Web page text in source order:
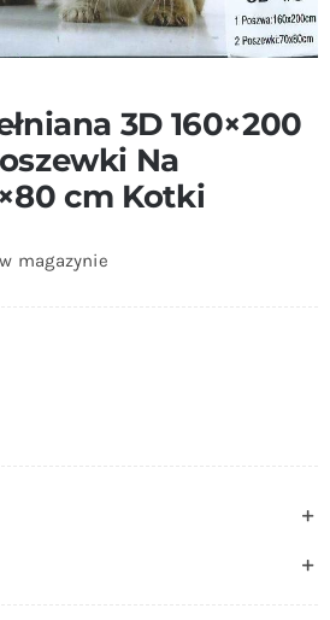
3D 160×200
Na
cm Kotki
magazynie